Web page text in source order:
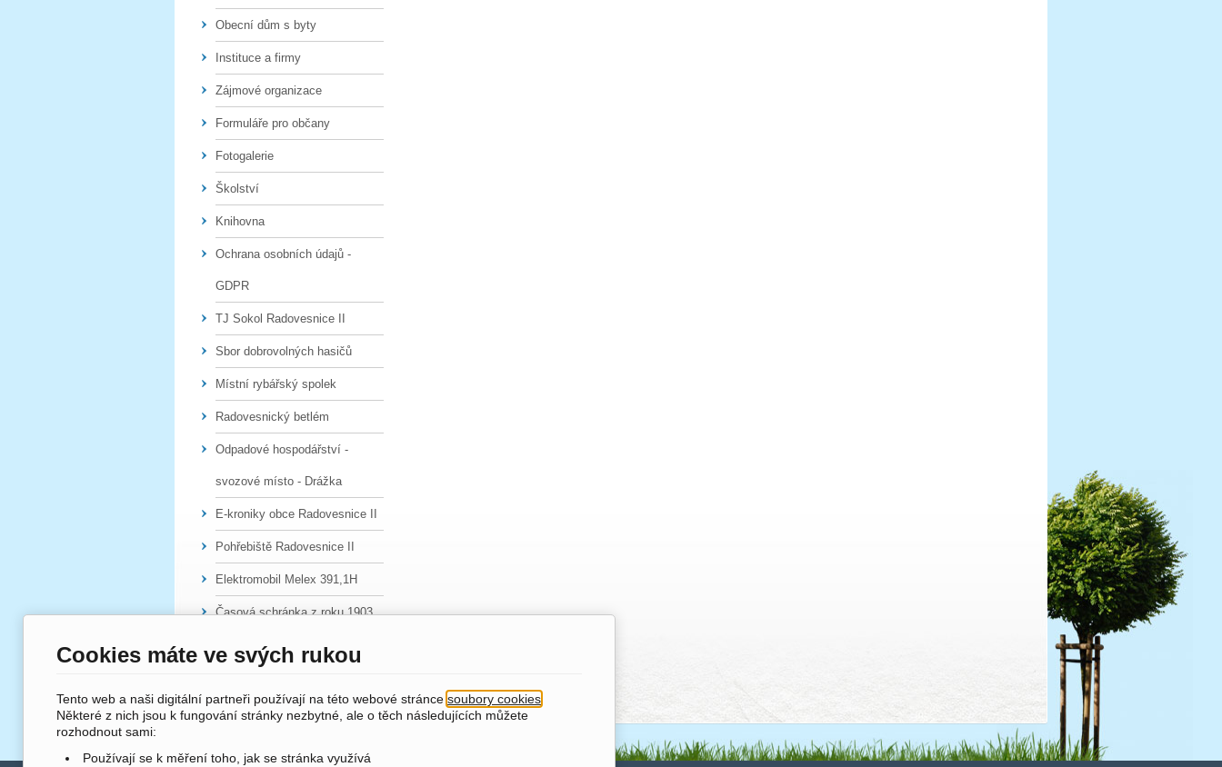
Obecní dům s byty
Instituce a firmy
Zájmové organizace
Formuláře pro občany
Fotogalerie
Školství
Knihovna
Ochrana osobních údajů -
GDPR
TJ Sokol Radovesnice II
Sbor dobrovolných hasičů
Místní rybářský spolek
Radovesnický betlém
Odpadové hospodářství -
svozové místo - Drážka
E-kroniky obce Radovesnice II
Pohřebiště Radovesnice II
Elektromobil Melex 391,1H
Časová schránka z roku 1903
Cookies máte ve svých rukou
Tento web a naši digitální partneři používají na této webové stránce soubory cookies
Některé z nich jsou k fungování stránky nezbytné, ale o těch následujících můžete
rozhodnout sami:
Používají se k měření toho, jak se stránka využívá